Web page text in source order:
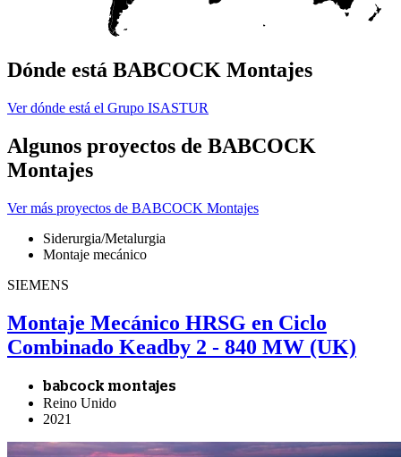
Dónde está BABCOCK Montajes
Ver dónde está el Grupo ISASTUR
Algunos proyectos de BABCOCK
Montajes
Ver más proyectos de BABCOCK Montajes
Siderurgia/Metalurgia
Montaje mecánico
SIEMENS
Montaje Mecánico HRSG en Ciclo
Combinado Keadby 2 - 840 MW (UK)
babcock montajes
Reino Unido
2021